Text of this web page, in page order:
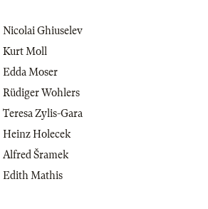
Nicolai Ghiuselev
Kurt Moll
Edda Moser
Rüdiger Wohlers
Teresa Zylis-Gara
Heinz Holecek
Alfred Šramek
Edith Mathis